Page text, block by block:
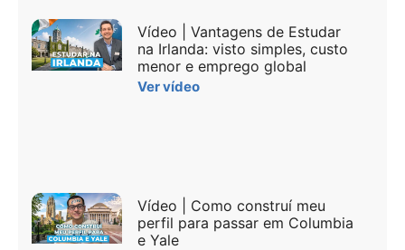
Vídeo | Vantagens de Estudar
na Irlanda: visto simples, custo
menor e emprego global
Ver vídeo
Vídeo | Como construí meu
perfil para passar em Columbia
e Yale